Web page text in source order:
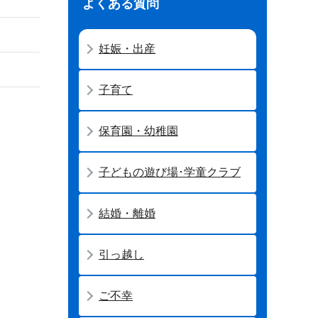
よくある質問
妊娠・出産
子育て
保育園・幼稚園
子どもの遊び場･学童クラブ
結婚・離婚
引っ越し
ご不幸